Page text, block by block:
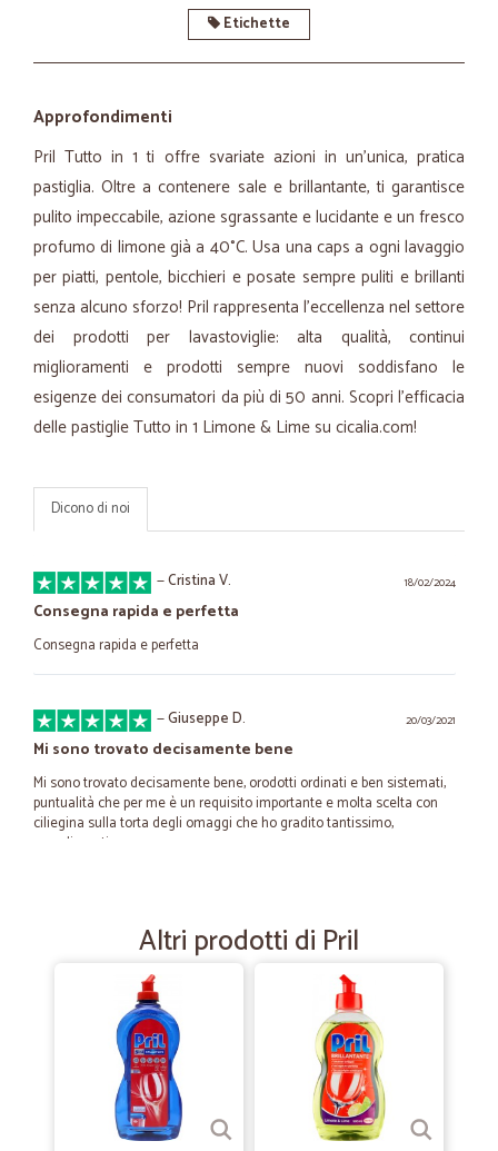
Etichette
Approfondimenti
Pril Tutto in 1 ti offre svariate azioni in un’unica, pratica
pastiglia. Oltre a contenere sale e brillantante, ti garantisce
pulito impeccabile, azione sgrassante e lucidante e un fresco
profumo di limone già a 40°C. Usa una caps a ogni lavaggio
per piatti, pentole, bicchieri e posate sempre puliti e brillanti
senza alcuno sforzo! Pril rappresenta l’eccellenza nel settore
dei prodotti per lavastoviglie: alta qualità, continui
miglioramenti e prodotti sempre nuovi soddisfano le
esigenze dei consumatori da più di 50 anni. Scopri l’efficacia
delle pastiglie Tutto in 1 Limone & Lime su cicalia.com!
Dicono di noi
18/02/2024
—Cristina V.
Consegna rapida e perfetta
Consegna rapida e perfetta
20/03/2021
—Giuseppe D.
Mi sono trovato decisamente bene
Mi sono trovato decisamente bene, orodotti ordinati e ben sistemati,
puntualità che per me è un requisito importante e molta scelta con
ciliegina sulla torta degli omaggi che ho gradito tantissimo,
complimenti.
Più semplice di così
Più semplice di così! Come fare la spesa dal divano di casa!
—Valerio M.
Ottimo sito
Ottimo sito, professionale e puntuale e una marcia in più col
Altri prodotti di Pril